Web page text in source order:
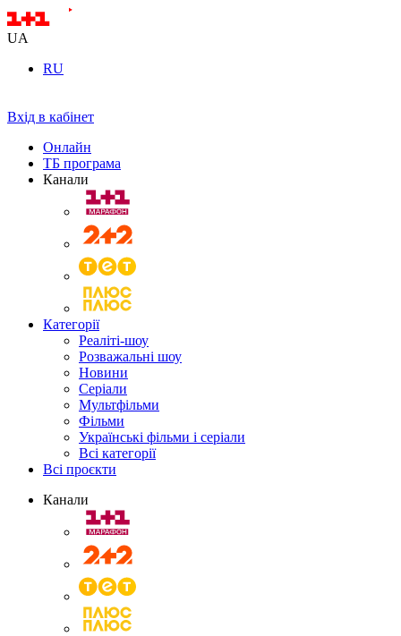
UA
RU
Вхід в кабінет
Онлайн
ТБ програма
Канали
Категорії
Реаліті-шоу
Розважальні шоу
Новини
Серіали
Мультфільми
Фільми
Українські фільми і серіали
Всі категорії
Всі проєкти
Канали